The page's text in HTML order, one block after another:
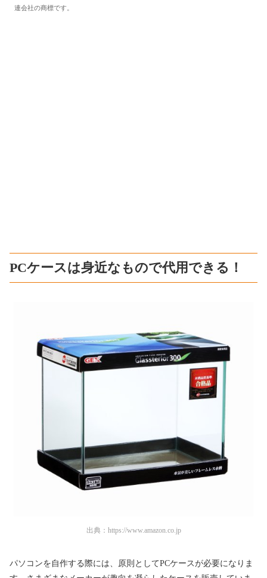
連会社の商標です。
PCケースは身近なもので代用できる！
出典： https://www.amazon.co.jp
パソコンを自作する際には、原則としてPCケースが必要になりま